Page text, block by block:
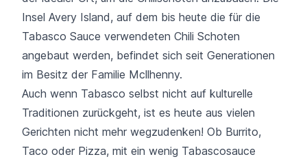
Insel Avery Island, auf dem bis heute die für die
Tabasco Sauce verwendeten Chili Schoten
angebaut werden, befindet sich seit Generationen
im Besitz der Familie Mcllhenny.
Auch wenn Tabasco selbst nicht auf kulturelle
Traditionen zurückgeht, ist es heute aus vielen
Gerichten nicht mehr wegzudenken! Ob Burrito,
Taco oder Pizza, mit ein wenig Tabascosauce